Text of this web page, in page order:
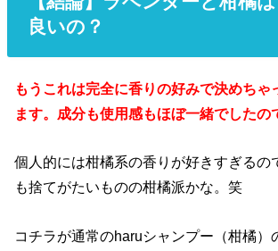
良いの？
もうこれは完全に香りの好みで決めちゃ
ます。成分も使用感もほぼ一緒でしたの
個人的には柑橘系の香りが好きすぎるの
も捨てがたいものの柑橘派かな。笑
コチラが通常のharuシャンプー（柑橘）